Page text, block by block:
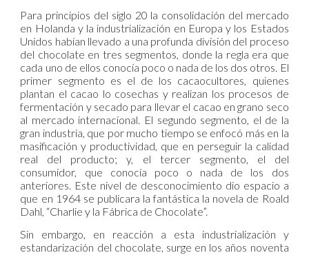
Para principios del siglo 20 la consolidación del mercado
en Holanda y la industrialización en Europa y los Estados
Unidos habían llevado a una profunda división del proceso
del chocolate en tres segmentos, donde la regla era que
cada uno de ellos conocía poco o nada de los dos otros. El
primer segmento es el de los cacaocultores, quienes
plantan el cacao lo cosechas y realizan los procesos de
fermentación y secado para llevar el cacao en grano seco
al mercado internacional. El segundo segmento, el de la
gran industria, que por mucho tiempo se enfocó más en la
masificación y productividad, que en perseguir la calidad
real del producto; y, el tercer segmento, el del
consumidor, que conocía poco o nada de los dos
anteriores. Este nivel de desconocimiento dio espacio a
que en 1964 se publicara la fantástica la novela de Roald
Dahl, “Charlie y la Fábrica de Chocolate”.
Sin embargo, en reacción a esta industrialización y
estandarización del chocolate, surge en los años noventa